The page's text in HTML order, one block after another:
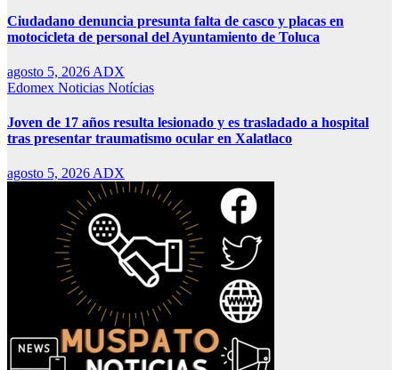
Ciudadano denuncia presunta falta de casco y placas en
motocicleta de personal del Ayuntamiento de Toluca
agosto 5, 2026 ADX
Edomex Noticias Notícias
Joven de 17 años resulta lesionado y es trasladado a hospital
tras presentar traumatismo ocular en Xalatlaco
agosto 5, 2026 ADX